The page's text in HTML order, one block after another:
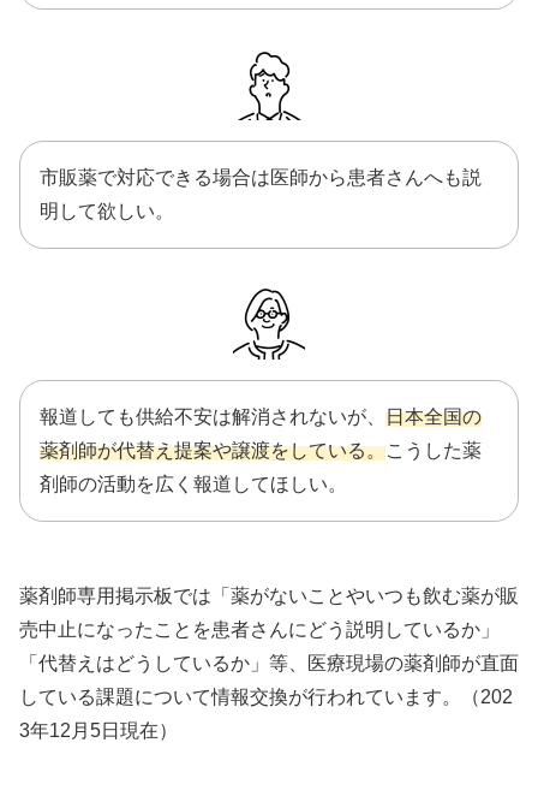
市販薬で対応できる場合は医師から患者さんへも説
明して欲しい。
報道しても供給不安は解消されないが、 日本全国の
薬剤師が代替え提案や譲渡をしている。こうした薬
剤師の活動を広く報道してほしい。
薬剤師専用掲示板では「薬がないことやいつも飲む薬が販
売中止になったことを患者さんにどう説明しているか」
「代替えはどうしているか」等、医療現場の薬剤師が直面
している課題について情報交換が行われています。（202
3年12月5日現在）